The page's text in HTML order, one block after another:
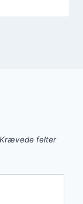
Krævede felter